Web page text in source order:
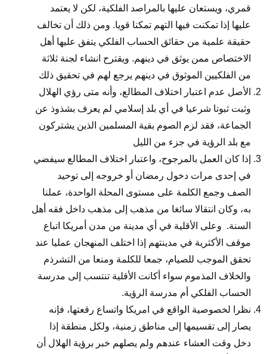
قمري، ويستعان عليها بالمراصد الفلكية، لكن لا يعتمد
عليها إذا تمكنت فيها التهم تمكنا قويا. ومن ذلك أن تخالف
حقيقة علمية من حقائق الحساب الفلكي يتفق عليها أهل
الاختصاص ممن يوثق في دينهم. ويقترح انشاء لجنة ثلاثة
من الفلكيين الموثوق في دينهم يرجع لهم في تحقيق ذلك
الأصل عدم اعتبار اختلاف المطالع، وأنه متى رؤي الهلال
وثبت ثبوتا شرعيا في أي بلد إسلامي لم يعرف بشذوذ عن
الجماعة، فقد لزم الصوم بقية المسلمين الذين يشتركون
مع بلد الرؤية في جزء من الليل
إذا كان العمل بالمرجوح، واعتبار اختلاف المطالع سيفضي
في إحدى مرات دخول رمضان أو خروجه إلى توحيد
الصف وجمع الكلمة على مستوى المحلة الواحدة، عملنا
به، وكان انتقالا سائغا من مذهب إلى مذهب داخل فقه أهل
السنة. وعلى الأقلية في أي مدينة من مدن أمريكا اتباع
موقف الأكثرية في مدينتهم إذا اختلف المنهجان عمليا عند
تحقق الموجب للصيام، جمعا للكلمة ومنعا من التشرذم
والخلاف المذموم سواء أكانت الأقلية تنتسب إلى مدرسة
الحساب الفلكي أم مدرسة الرؤية.
نظرا لخصوصية الواقع في امريكا واتساع رقعتها، فإنه
يصار إلى تقسيمها إلى مناطق زمنية، ولكل منطقة إذا
دخل وقت العشاء عندهم ولم يصلهم خبر برؤية الهلال أن